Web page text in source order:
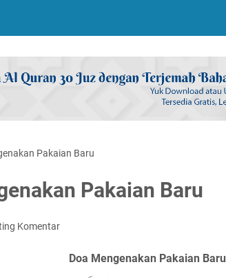
Pakaian Baru
Pakaian Baru
Komentar
Doa Mengenakan Pakaian Baru